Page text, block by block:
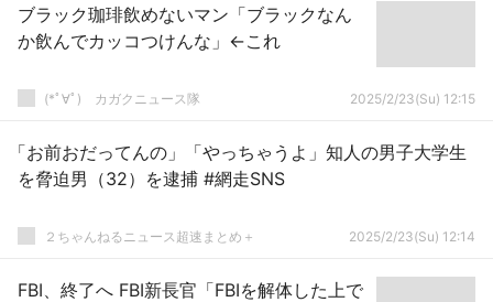
ブラック珈琲飲めないマン「ブラックなん
か飲んでカッコつけんな」←これ
(*ﾟ∀ﾟ)ゞカガクニュース隊 2025/2/23(Su) 12:15
「お前おだってんの」「やっちゃうよ」知人の男子大学生
を脅迫男（32）を逮捕 #網走SNS
２ちゃんねるニュース超速まとめ＋ 2025/2/23(Su) 12:14
FBI、終了へ FBI新長官「FBIを解体した上で